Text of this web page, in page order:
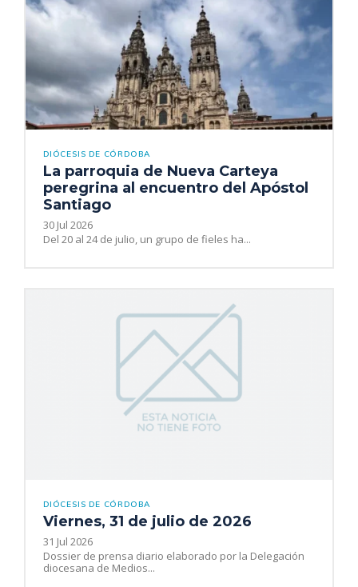
DIÓCESIS DE CÓRDOBA
La parroquia de Nueva Carteya
peregrina al encuentro del Apóstol
Santiago
30 Jul 2026
Del 20 al 24 de julio, un grupo de fieles ha...
DIÓCESIS DE CÓRDOBA
Viernes, 31 de julio de 2026
31 Jul 2026
Dossier de prensa diario elaborado por la Delegación
diocesana de Medios...